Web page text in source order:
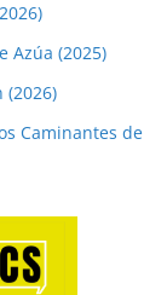
Azúa (2025)
(2026)
Caminantes de